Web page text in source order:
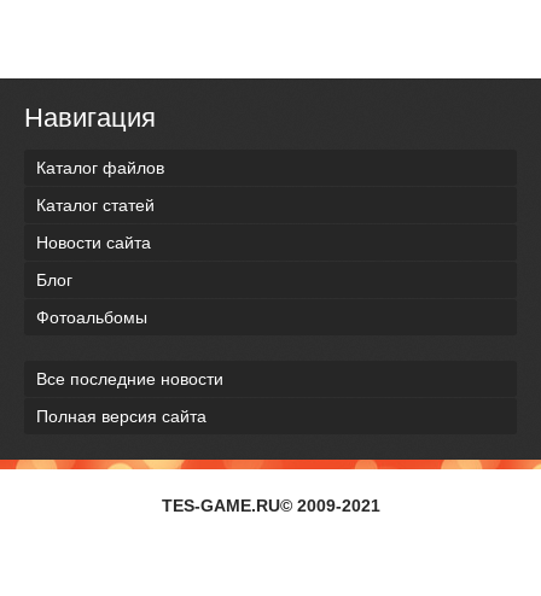
Навигация
Каталог файлов
Каталог статей
Новости сайта
Блог
Фотоальбомы
Все последние новости
Полная версия сайта
TES-GAME.RU© 2009-2021